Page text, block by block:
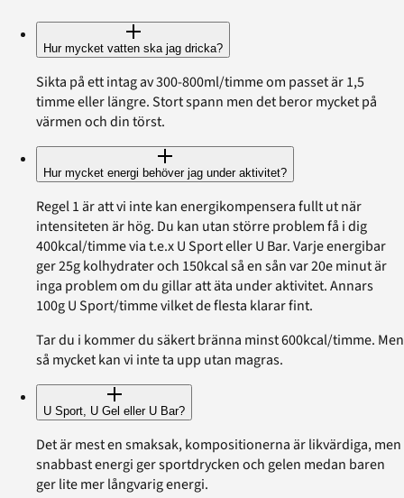
Hur mycket vatten ska jag dricka?
Sikta på ett intag av 300-800ml/timme om passet är 1,5
timme eller längre. Stort spann men det beror mycket på
värmen och din törst.
Hur mycket energi behöver jag under aktivitet?
Regel 1 är att vi inte kan energikompensera fullt ut när
intensiteten är hög. Du kan utan större problem få i dig
400kcal/timme via t.e.x U Sport eller U Bar. Varje energibar
ger 25g kolhydrater och 150kcal så en sån var 20e minut är
inga problem om du gillar att äta under aktivitet. Annars
100g U Sport/timme vilket de flesta klarar fint.
Tar du i kommer du säkert bränna minst 600kcal/timme. Men
så mycket kan vi inte ta upp utan magras.
U Sport, U Gel eller U Bar?
Det är mest en smaksak, kompositionerna är likvärdiga, men
snabbast energi ger sportdrycken och gelen medan baren
ger lite mer långvarig energi.